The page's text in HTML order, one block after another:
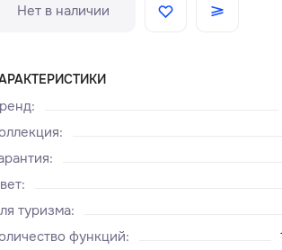
Нет в наличии
:
:
:
:
туризма:
функций: